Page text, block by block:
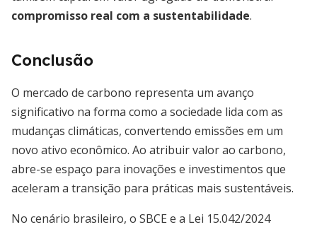
compromisso real com a sustentabilidade.
Conclusão
O mercado de carbono representa um avanço
significativo na forma como a sociedade lida com as
mudanças climáticas, convertendo emissões em um
novo ativo econômico. Ao atribuir valor ao carbono,
abre-se espaço para inovações e investimentos que
aceleram a transição para práticas mais sustentáveis.
No cenário brasileiro, o SBCE e a Lei 15.042/2024